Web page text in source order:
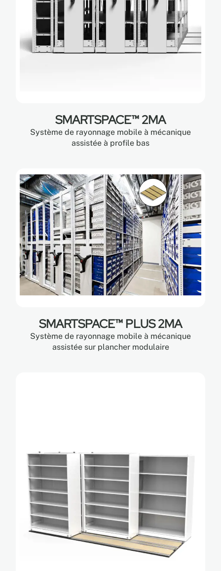
SMARTSPACE™ 2MA
Système de rayonnage mobile à mécanique
assistée à profile bas
SMARTSPACE™ PLUS 2MA
Système de rayonnage mobile à mécanique
assistée sur plancher modulaire